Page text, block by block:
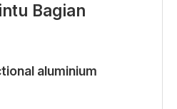
Bagian
aluminium